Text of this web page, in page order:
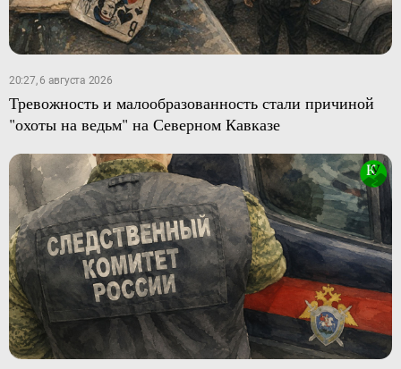
20:27, 6 августа 2026
Тревожность и малообразованность стали причиной
"охоты на ведьм" на Северном Кавказе